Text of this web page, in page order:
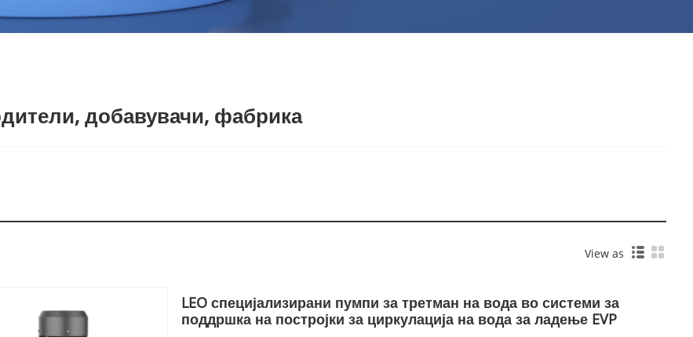
добавувачи, фабрика
View as
LEO специјализирани пумпи за третман на вода во системи за
поддршка на постројки за циркулација на вода за ладење EVP